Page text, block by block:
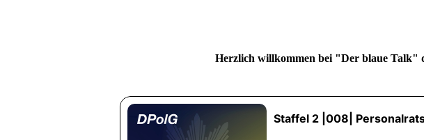
Herzlich willkommen bei "Der blaue Talk"